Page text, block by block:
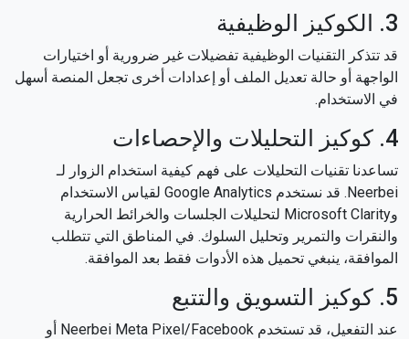
3. الكوكيز الوظيفية
قد تتذكر التقنيات الوظيفية تفضيلات غير ضرورية أو اختيارات
الواجهة أو حالة تعديل الملف أو إعدادات أخرى تجعل المنصة أسهل
في الاستخدام.
4. كوكيز التحليلات والإحصاءات
تساعدنا تقنيات التحليلات على فهم كيفية استخدام الزوار لـ
Neerbei. قد نستخدم Google Analytics لقياس الاستخدام
وMicrosoft Clarity لتحليلات الجلسات والخرائط الحرارية
والنقرات والتمرير وتحليل السلوك. في المناطق التي تتطلب
الموافقة، ينبغي تحميل هذه الأدوات فقط بعد الموافقة.
5. كوكيز التسويق والتتبع
عند التفعيل، قد تستخدم Neerbei Meta Pixel/Facebook أو